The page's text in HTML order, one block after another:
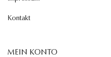
Kontakt
MEIN KONTO